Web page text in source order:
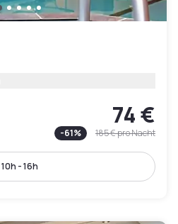
74 €
-61% 185 €pro Nacht
10h - 16h